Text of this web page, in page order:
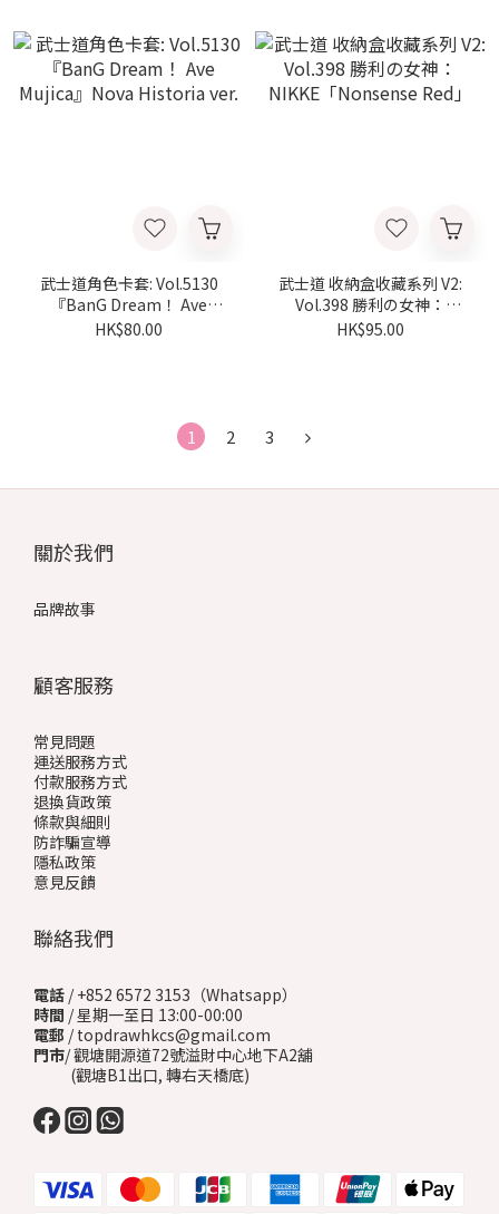
武士道角色卡套: Vol.5130
『BanG Dream！ Ave
Mujica』Nova Historia ver.
HK$80.00
武士道 收納盒收藏系列 V2:
Vol.398 勝利の女神：
NIKKE「Nonsense Red」
HK$95.00
1 2 3
關於我們
品牌故事
顧客服務
常見問題
運送服務方式
付款服務方式
退換貨政策
條款與細則
防詐騙宣導
隱私政策
意見反饋
聯絡我們
電話 / +852 6572 3153（Whatsapp）
時間 / 星期一至日 13:00-00:00
電郵 / topdrawhkcs@gmail.com
門市/ 觀塘開源道72號溢財中心地下A2舖
(觀塘B1出口, 轉右天橋底)